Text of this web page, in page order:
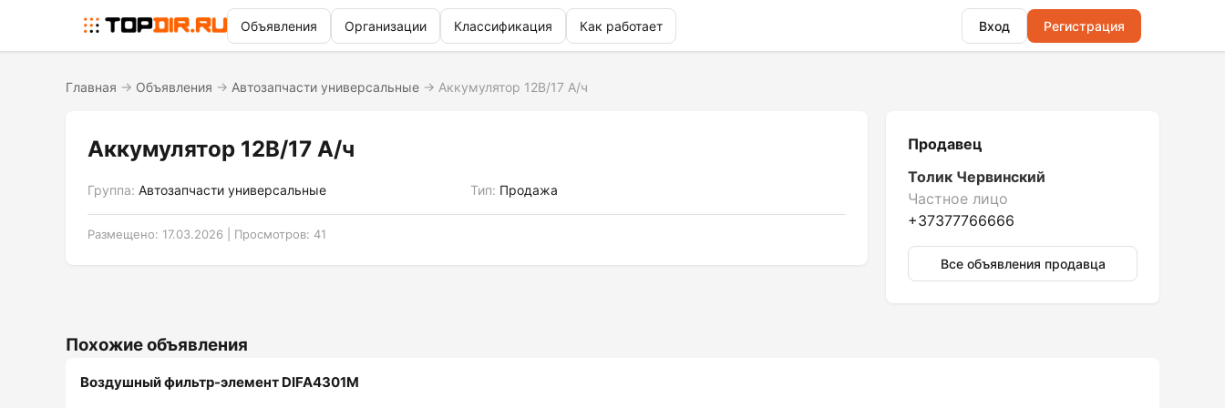
Объявления Организации Классификация Как работает Вход Регистрация
Главная → Объявления → Автозапчасти универсальные → Аккумулятор 12В/17 А/ч
Аккумулятор 12В/17 А/ч
Группа: Автозапчасти универсальные Тип: Продажа
Размещено: 17.03.2026 | Просмотров: 41
Продавец
Толик Червинский
Частное лицо
+37377766666
Все объявления продавца
Похожие объявления
Воздушный фильтр-элемент DIFA4301M